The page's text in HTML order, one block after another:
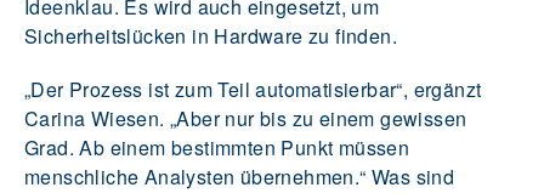
Ideenklau. Es wird auch eingesetzt, um
Sicherheitslücken in Hardware zu finden.
„Der Prozess ist zum Teil automatisierbar“, ergänzt
Carina Wiesen. „Aber nur bis zu einem gewissen
Grad. Ab einem bestimmten Punkt müssen
menschliche Analysten übernehmen.“ Was sind